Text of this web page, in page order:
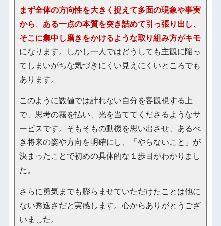
まず全体の方向性を大きく捉えて多面の現象や事実
から、ある一点の本質を突き詰めて引っ張り出し、
そこに集中し磨きをかけるような取り組み方がキモ
になります。しかし一人ではどうしても主観に陥っ
てしまいがちな気づきにくい見えにくいところでも
あります。
このように数値では計れない自分を客観視する上
で、思考の霧を払い、光を当ててくださるようなサ
ービスです。そもそもの動機を思い出させ、あるべ
き将来の姿や方向を明確にし、「やらないこと」が
決まったことで初めの具体的な１歩目がわかりまし
た。
さらに勇気までも膨らませていただけたことは他に
ない秀逸さだと実感します。心からありがとうござ
いました。